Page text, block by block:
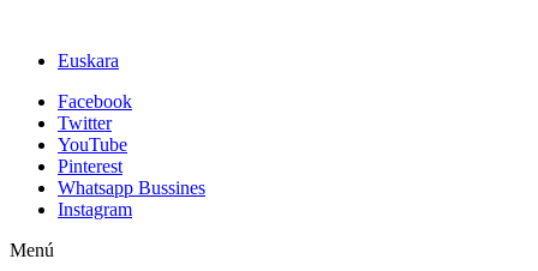
Euskara
Facebook
Twitter
YouTube
Pinterest
Whatsapp Bussines
Instagram
Menú